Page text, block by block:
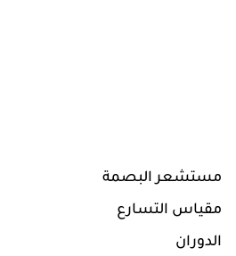
مستشعر البصمة
مقياس التسارع
الدوران